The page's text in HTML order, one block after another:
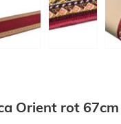
Orient rot